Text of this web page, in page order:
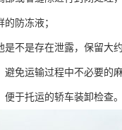
防冻液；
不是存在泄露，保留大
免运输过程中不必要的麻
于托运的轿车装卸检查。